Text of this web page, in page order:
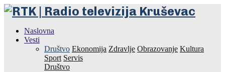
Naslovna
Vesti
Društvo Ekonomija Zdravlje Obrazovanje Kultura
Sport Servis
Društvo